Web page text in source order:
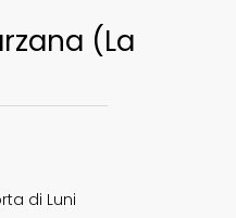
(La
di Luni